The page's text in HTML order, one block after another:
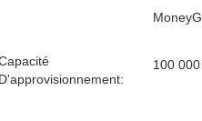
D'approvisionnement:
100